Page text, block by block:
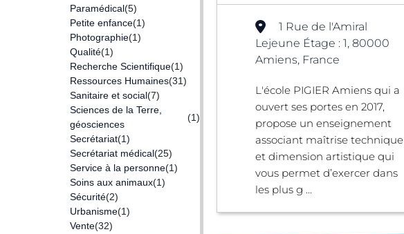
Paramédical(5)
Petite enfance(1)
Photographie(1)
Qualité(1)
Recherche Scientifique(1)
Ressources Humaines(31)
Sanitaire et social(7)
Sciences de la Terre,
géosciences
(1)
Secrétariat(1)
Secrétariat médical(25)
Service à la personne(1)
Soins aux animaux(1)
Sécurité(2)
Urbanisme(1)
Vente(32)
1 Rue de l'Amiral
Lejeune Étage : 1, 80000
Amiens, France
L'école PIGIER Amiens qui a
ouvert ses portes en 2017,
propose un enseignement
associant maîtrise technique
et dimension artistique qui
vous permet d’exercer dans
les plus g ...